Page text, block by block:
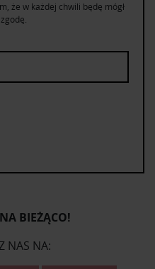
że w każdej chwili będę mógł
BIEŻĄCO!
NAS NA: